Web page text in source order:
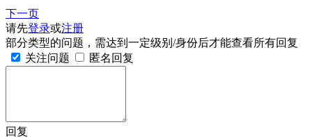
下一页
请先登录或注册
部分类型的问题，需达到一定级别/身份后才能查看所有回复
关注问题
匿名回复
回复